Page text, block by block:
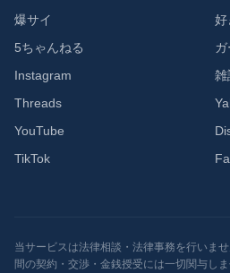
爆サイ
5ちゃんねる
Instagram
Threads
YouTube
TikTok
好
雑
当サービスは法律相談・法律事務を行いま
間の契約・交渉・金銭授受には一切関与しま